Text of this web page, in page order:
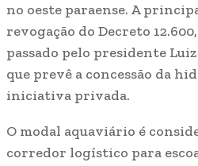
no oeste paraense. A
revogação do Decreto
passado pelo presidente
que prevê a concessão da
iniciativa privada.
O modal aquaviário é
corredor logístico para